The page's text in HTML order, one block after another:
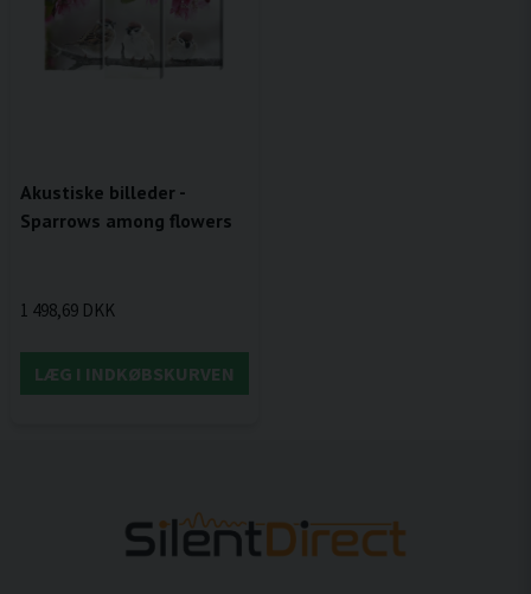
Akustiske billeder -
Sparrows among flowers
1 498,69 DKK
LÆG I INDKØBSKURVEN